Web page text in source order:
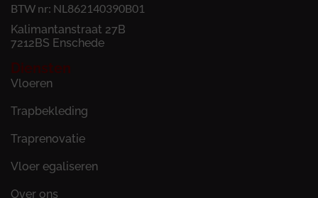
BTW nr: NL862140390B01
Kalimantanstraat 27B
7212BS Enschede
Diensten
Vloeren
Trapbekleding
Traprenovatie
Vloer egaliseren
Over ons